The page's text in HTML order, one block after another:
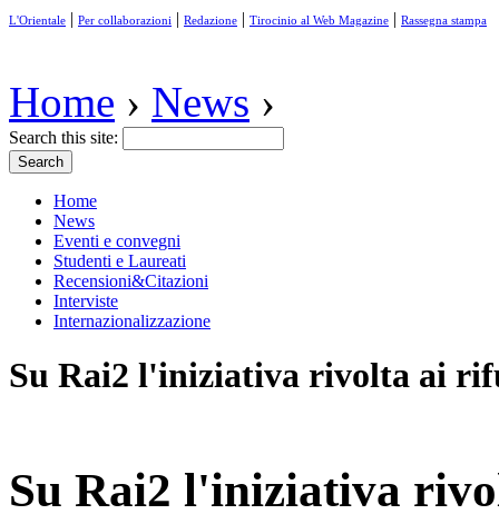
L'Orientale | Per collaborazioni | Redazione | Tirocinio al Web Magazine | Rassegna stampa
Home › News ›
Search this site:
Home
News
Eventi e convegni
Studenti e Laureati
Recensioni&Citazioni
Interviste
Internazionalizzazione
Su Rai2 l'iniziativa rivolta ai
Su Rai2 l'iniziativa